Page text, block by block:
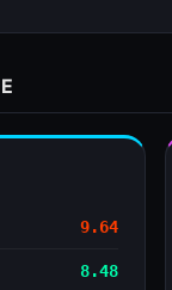
9.64
8.48